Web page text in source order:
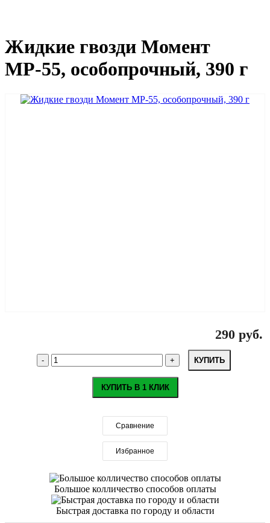
Жидкие гвозди Момент
МР-55, особопрочный, 390 г
290 руб.
КУПИТЬ
КУПИТЬ В 1 КЛИК
Сравнение
Избранное
Большое колличество способов оплаты
Быстрая доставка по городу и области